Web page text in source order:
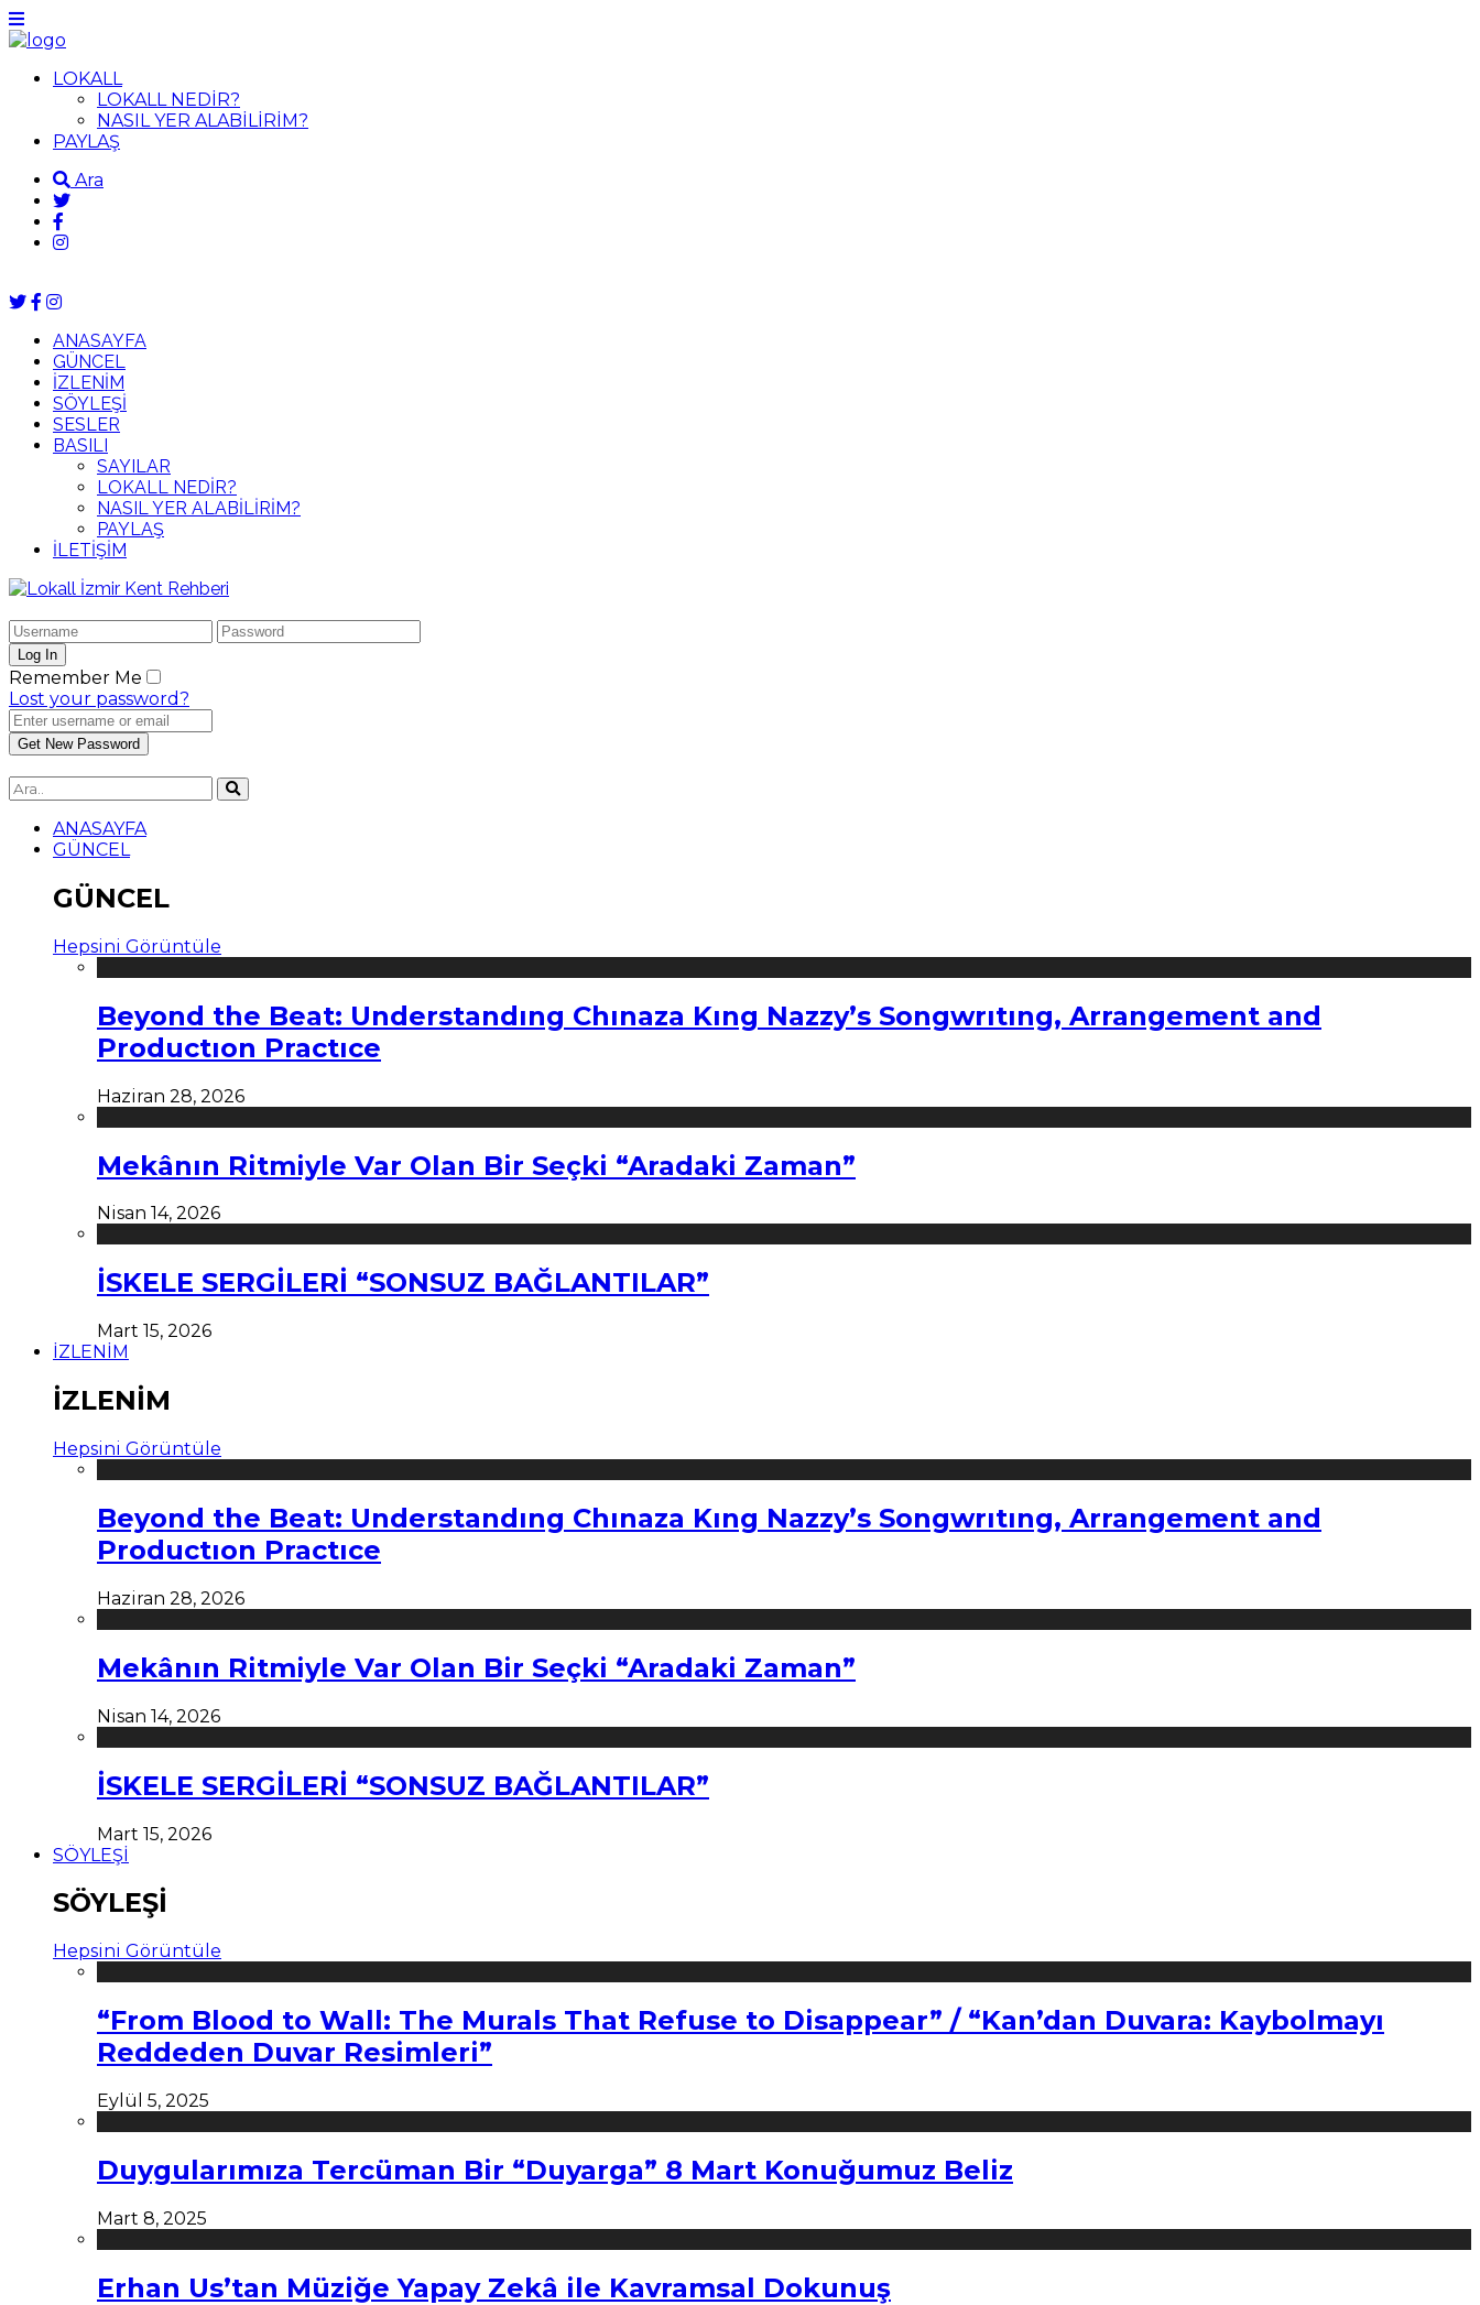
LOKALL
LOKALL NEDİR?
NASIL YER ALABİLİRİM?
PAYLAŞ
Ara
ANASAYFA
GÜNCEL
İZLENİM
SÖYLEŞİ
SESLER
BASILI
SAYILAR
LOKALL NEDİR?
NASIL YER ALABİLİRİM?
PAYLAŞ
İLETİŞİM
Remember Me
Lost your password?
ANASAYFA
GÜNCEL
GÜNCEL
Hepsini Görüntüle
Beyond the Beat: Understandıng Chınaza Kıng Nazzy’s Songwrıtıng, Arrangement and
Productıon Practıce
Haziran 28, 2026
Mekânın Ritmiyle Var Olan Bir Seçki “Aradaki Zaman”
Nisan 14, 2026
İSKELE SERGİLERİ “SONSUZ BAĞLANTILAR”
Mart 15, 2026
İZLENİM
İZLENİM
Hepsini Görüntüle
Beyond the Beat: Understandıng Chınaza Kıng Nazzy’s Songwrıtıng, Arrangement and
Productıon Practıce
Haziran 28, 2026
Mekânın Ritmiyle Var Olan Bir Seçki “Aradaki Zaman”
Nisan 14, 2026
İSKELE SERGİLERİ “SONSUZ BAĞLANTILAR”
Mart 15, 2026
SÖYLEŞİ
SÖYLEŞİ
Hepsini Görüntüle
“From Blood to Wall: The Murals That Refuse to Disappear” / “Kan’dan Duvara: Kaybolmayı
Reddeden Duvar Resimleri”
Eylül 5, 2025
Duygularımıza Tercüman Bir “Duyarga” 8 Mart Konuğumuz Beliz
Mart 8, 2025
Erhan Us’tan Müziğe Yapay Zekâ ile Kavramsal Dokunuş